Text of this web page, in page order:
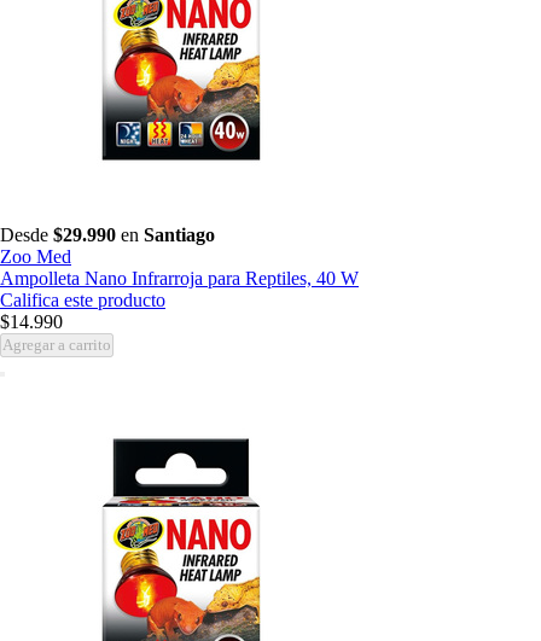
Desde $29.990 en Santiago
Zoo Med
Ampolleta Nano Infrarroja para Reptiles, 40 W
Califica este producto
$14.990
Agregar a carrito